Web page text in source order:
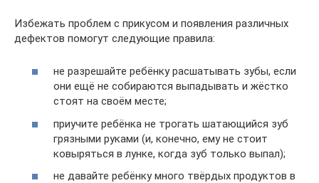
Избежать проблем с прикусом и появления различных
дефектов помогут следующие правила:
не разрешайте ребёнку расшатывать зубы, если
они ещё не собираются выпадывать и жёстко
стоят на своём месте;
приучите ребёнка не трогать шатающийся зуб
грязными руками (и, конечно, ему не стоит
ковыряться в лунке, когда зуб только выпал);
не давайте ребёнку много твёрдых продуктов в